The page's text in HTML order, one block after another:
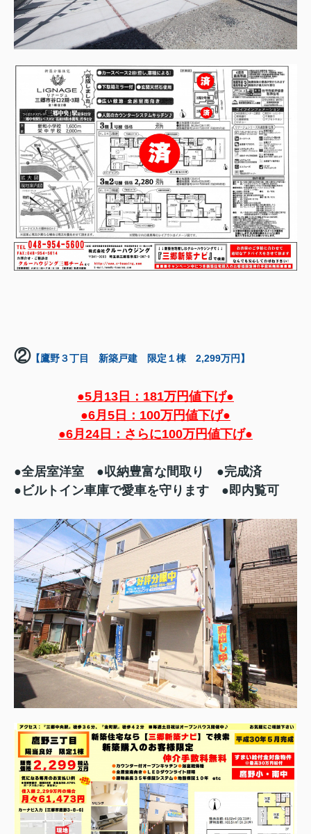
②【鷹野３丁目 新築戸建 限定１棟 2,299万円】
●5月13日：181万円値下げ●
●6月5日：100万円値下げ●
●6月24日：さらに100万円値下げ●
●全居室洋室 ●収納豊富な間取り ●完成済
●ビルトイン車庫で愛車を守ります ●即内覧可